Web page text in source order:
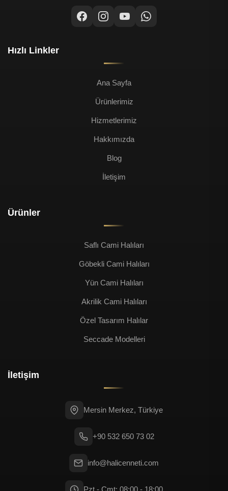
Hızlı Linkler
Ana Sayfa
Ürünlerimiz
Hizmetlerimiz
Hakkımızda
Blog
İletişim
Ürünler
Saflı Cami Halıları
Göbekli Cami Halıları
Yün Cami Halıları
Akrilik Cami Halıları
Özel Tasarım Halılar
Seccade Modelleri
İletişim
Mersin Merkez, Türkiye
+90 532 650 73 02
info@halicenneti.com
Pzt - Cmt: 08:00 - 18:00